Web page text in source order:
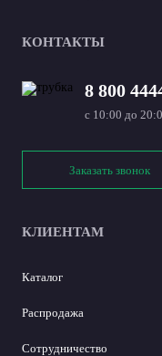
КОНТАКТЫ
8 800
с 10:00 до
Заказать звонок
КЛИЕНТАМ
Каталог
Распродажа
Сотрудничество